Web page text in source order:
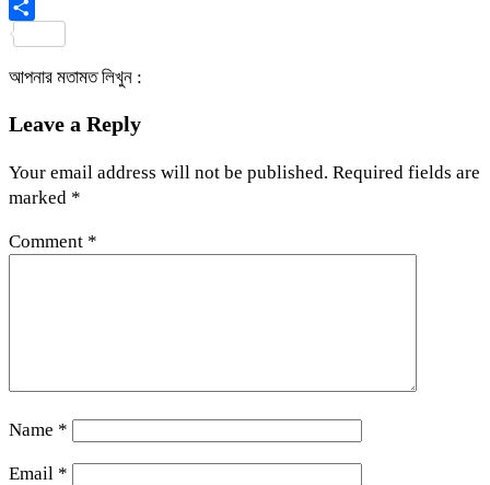
Viber
আপনার মতামত লিখুন :
Leave a Reply
Your email address will not be published. Required fields are
marked *
Comment *
Name *
Email *